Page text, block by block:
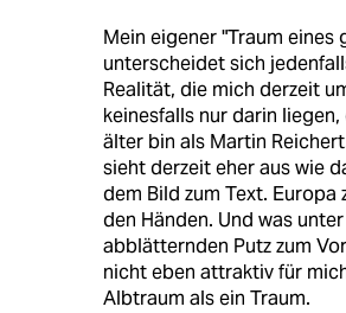
Mein eigener "Traum eines
unterscheidet sich
Realität, die mich derzeit
keinesfalls nur darin
älter bin als Martin
sieht derzeit eher aus wie
dem Bild zum Text. Europa
den Händen. Und was
abblätternden Putz zum
nicht eben attraktiv für
Albtraum als ein Traum.